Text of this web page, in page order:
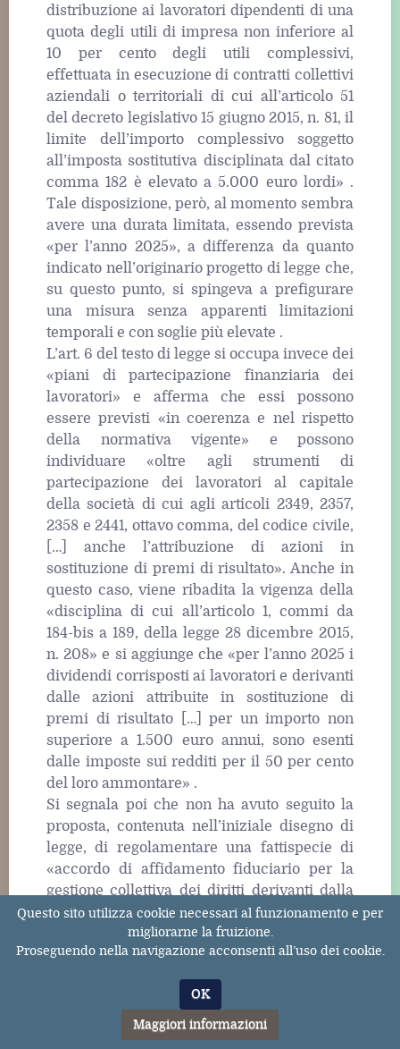
distribuzione ai lavoratori dipendenti di una
quota degli utili di impresa non inferiore al
10 per cento degli utili complessivi,
effettuata in esecuzione di contratti collettivi
aziendali o territoriali di cui all’articolo 51
del decreto legislativo 15 giugno 2015, n. 81, il
limite dell’importo complessivo soggetto
all’imposta sostitutiva disciplinata dal citato
comma 182 è elevato a 5.000 euro lordi» .
Tale disposizione, però, al momento sembra
avere una durata limitata, essendo prevista
«per l’anno 2025», a differenza da quanto
indicato nell’originario progetto di legge che,
su questo punto, si spingeva a prefigurare
una misura senza apparenti limitazioni
temporali e con soglie più elevate .
L’art. 6 del testo di legge si occupa invece dei
«piani di partecipazione finanziaria dei
lavoratori» e afferma che essi possono
essere previsti «in coerenza e nel rispetto
della normativa vigente» e possono
individuare «oltre agli strumenti di
partecipazione dei lavoratori al capitale
della società di cui agli articoli 2349, 2357,
2358 e 2441, ottavo comma, del codice civile,
[…] anche l’attribuzione di azioni in
sostituzione di premi di risultato». Anche in
questo caso, viene ribadita la vigenza della
«disciplina di cui all’articolo 1, commi da
184-bis a 189, della legge 28 dicembre 2015,
n. 208» e si aggiunge che «per l’anno 2025 i
dividendi corrisposti ai lavoratori e derivanti
dalle azioni attribuite in sostituzione di
premi di risultato […] per un importo non
superiore a 1.500 euro annui, sono esenti
dalle imposte sui redditi per il 50 per cento
del loro ammontare» .
Si segnala poi che non ha avuto seguito la
proposta, contenuta nell’iniziale disegno di
legge, di regolamentare una fattispecie di
«accordo di affidamento fiduciario per la
gestione collettiva dei diritti derivanti dalla
partecipazione finanziaria» , di cui non vi è
traccia nell’atto approvato in Parlamento,
mentre sono presenti due disposizioni
riguardanti la c.d. «partecipazione
organizzativa» le quali riprendono alcune
indicazioni fornite dal progetto della Cisl, ma
senza fissare all’interno dello stesso testo
Questo sito utilizza cookie necessari al funzionamento e per
migliorarne la fruizione.
Proseguendo nella navigazione acconsenti all’uso dei cookie.
OK
Maggiori informazioni